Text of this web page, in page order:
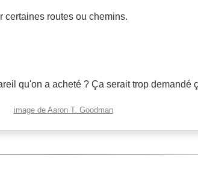
certaines routes ou chemins.
qu'on a acheté ? Ça serait trop demandé
image de Aaron T. Goodman